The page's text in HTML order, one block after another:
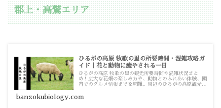
郡上・高鷲エリア
ひるがの高原 牧歌の里の所要時間・混雑攻略ガ
イド｜花と動物に癒やされる一日
ひるがの高原 牧歌の里の観光所要時間や混雑状況まと
め！広大な花畑の楽しみ方や、動物とのふれあい体験、園
内でのグルメ情報までを網羅。周辺のひるがの高原観光と
ープ旅行の計画づくりに最適です。
banzokubiology.com